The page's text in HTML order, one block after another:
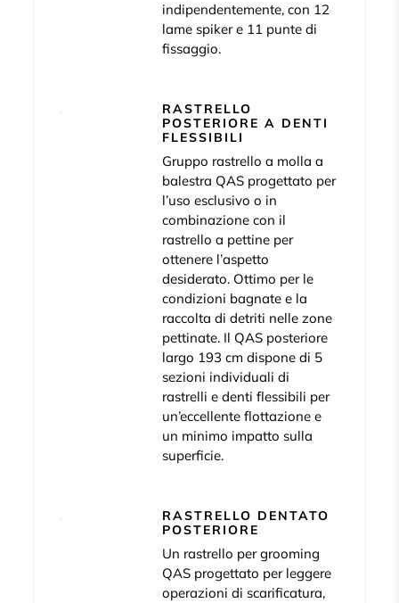
indipendentemente, con 12
lame spiker e 11 punte di
fissaggio.
RASTRELLO
POSTERIORE A DENTI
FLESSIBILI
Gruppo rastrello a molla a
balestra QAS progettato per
l’uso esclusivo o in
combinazione con il
rastrello a pettine per
ottenere l’aspetto
desiderato. Ottimo per le
condizioni bagnate e la
raccolta di detriti nelle zone
pettinate. Il QAS posteriore
largo 193 cm dispone di 5
sezioni individuali di
rastrelli e denti flessibili per
un’eccellente flottazione e
un minimo impatto sulla
superficie.
RASTRELLO DENTATO
POSTERIORE
Un rastrello per grooming
QAS progettato per leggere
operazioni di scarificatura,